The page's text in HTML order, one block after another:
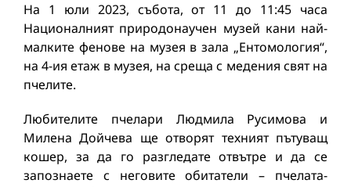
На 1 юли 2023, събота, от 11 до 11:45 часа
Националният природонаучен музей кани най-
малките фенове на музея в зала „Ентомология“,
на 4-ия етаж в музея, на среща с медения свят на
пчелите.
Любителите пчелари Людмила Русимова и
Милена Дойчева ще отворят техният пътуващ
кошер, за да го разгледате отвътре и да се
запознаете с неговите обитатели – пчелата-